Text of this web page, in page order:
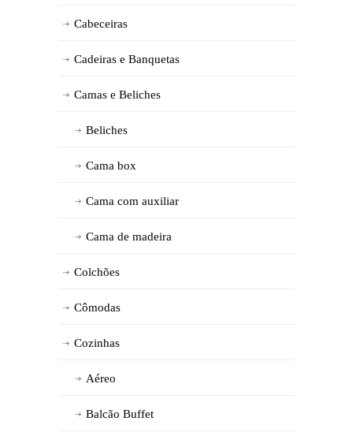
Cabeceiras
Cadeiras e Banquetas
Camas e Beliches
Beliches
Cama box
Cama com auxiliar
Cama de madeira
Colchões
Cômodas
Cozinhas
Aéreo
Balcão Buffet